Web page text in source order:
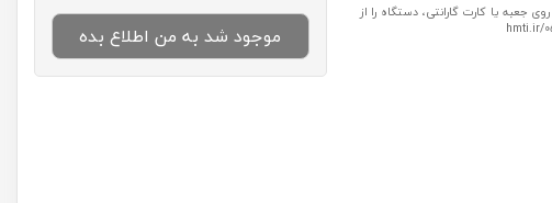
یا کارت گارانتی، دستگاه را از
موجود شد به من اطلاع بده